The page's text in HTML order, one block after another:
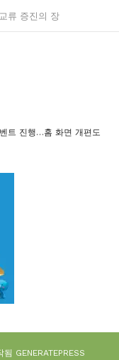
류 증진의 장
트 진행…홈 화면 개편도
됨 GENERATEPRESS